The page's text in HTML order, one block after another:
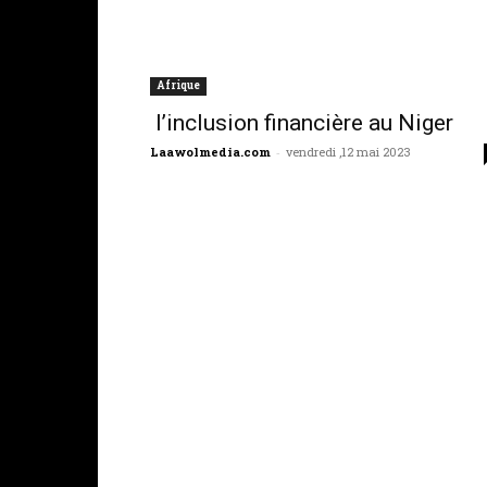
Afrique
l’inclusion financière au Niger
Laawolmedia.com - vendredi ,12 mai 2023